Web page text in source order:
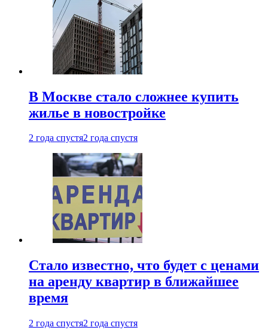
В Москве стало сложнее купить
жилье в новостройке
2 года спустя2 года спустя
Стало известно, что будет с ценами
на аренду квартир в ближайшее
время
2 года спустя2 года спустя